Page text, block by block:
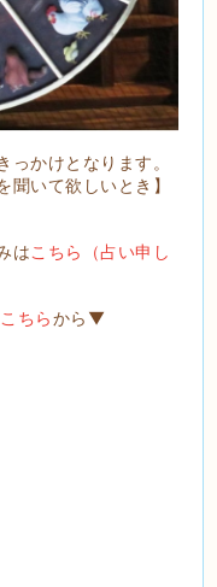
かけとなります。
いて欲しいとき】
はこちら（占い申し
こちらから▼